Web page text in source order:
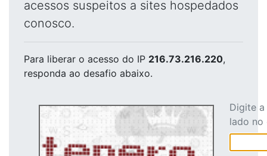
acessos suspeitos a sites hospedados
conosco.
Para liberar o acesso do IP 216.73.216.220,
responda ao desafio abaixo.
Digite
lado no